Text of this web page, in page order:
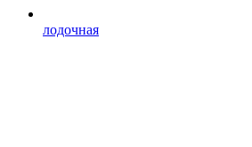
лодочная